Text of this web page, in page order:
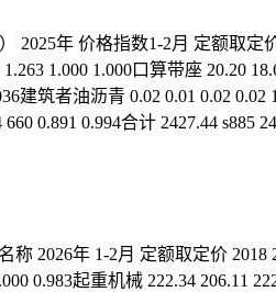
2025年 价格指数1-2月 定额取
1.000 1.000口算带座 20.20
建筑者油沥青 0.02 0.01 0.02
0.891 0.994合计 2427.44 s885
2026年 1-2月 定额取定价
0.983起重机械 222.34 206.11